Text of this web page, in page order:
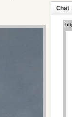
Chat